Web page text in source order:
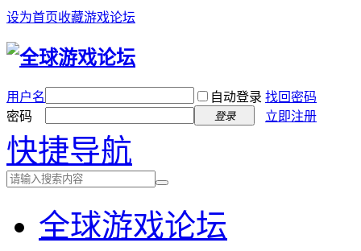
设为首页收藏游戏论坛
用户名 自动登录 找回密码
密码
登录 立即注册
快捷导航
全球游戏论坛